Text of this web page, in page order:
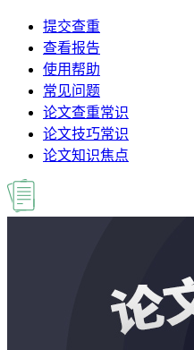
提交查重
查看报告
使用帮助
常见问题
论文查重常识
论文技巧常识
论文知识焦点